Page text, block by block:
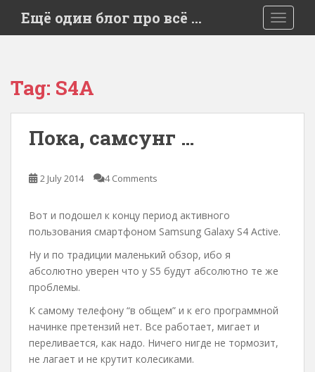
i
Ещё один блог про всё …
Tag: S4A
Пока, самсунг …
2 July 2014 4 Comments
Вот и подошел к концу период активного
пользования смартфоном Samsung Galaxy S4 Active.
Ну и по традиции маленький обзор, ибо я
абсолютно уверен что у S5 будут абсолютно те же
проблемы.
К самому телефону “в общем” и к его программной
начинке претензий нет. Все работает, мигает и
переливается, как надо. Ничего нигде не тормозит,
не лагает и не крутит колесиками.